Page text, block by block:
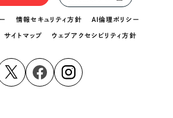
情報セキュリティ方針 AI倫理ポリシー
サイトマップ ウェブアクセシビリティ方針